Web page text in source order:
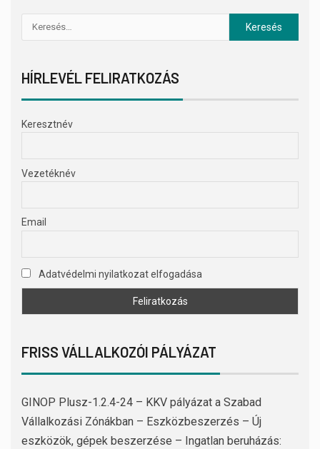
HÍRLEVÉL FELIRATKOZÁS
Keresztnév
Vezetéknév
Email
Adatvédelmi nyilatkozat elfogadása
FRISS VÁLLALKOZÓI PÁLYÁZAT
GINOP Plusz-1.2.4-24 – KKV pályázat a Szabad
Vállalkozási Zónákban – Eszközbeszerzés – Új
eszközök, gépek beszerzése – Ingatlan beruházás: